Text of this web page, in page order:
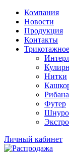
Компания
Новости
Продукция
Контакты
Нитки
Рибана
Футер
Личный кабинет